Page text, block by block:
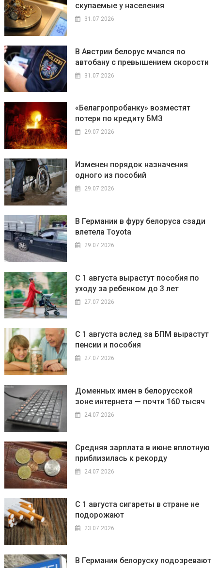
скупаемые у населения
31.07.2026
В Австрии белорус мчался по
автобану с превышением скорости
31.07.2026
«Белагропробанку» возместят
потери по кредиту БМЗ
29.07.2026
Изменен порядок назначения
одного из пособий
29.07.2026
В Германии в фуру белоруса сзади
влетела Toyota
29.07.2026
С 1 августа вырастут пособия по
уходу за ребенком до 3 лет
27.07.2026
С 1 августа вслед за БПМ вырастут
пенсии и пособия
27.07.2026
Доменных имен в белорусской
зоне интернета — почти 160 тысяч
24.07.2026
Средняя зарплата в июне вплотную
приблизилась к рекорду
24.07.2026
С 1 августа сигареты в стране не
подорожают
23.07.2026
В Германии белоруску подозревают